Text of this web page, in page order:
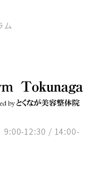
ム
9:00-12:30 / 14:00-